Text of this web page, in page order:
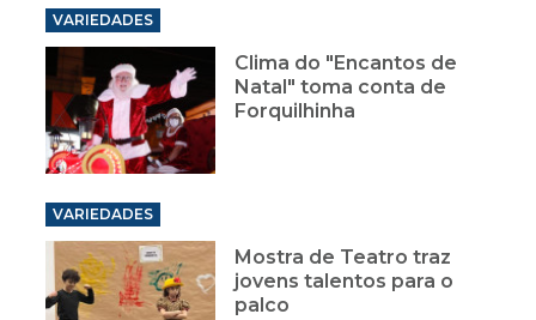
VARIEDADES
Clima do "Encantos de
Natal" toma conta de
Forquilhinha
VARIEDADES
Mostra de Teatro traz
jovens talentos para o
palco